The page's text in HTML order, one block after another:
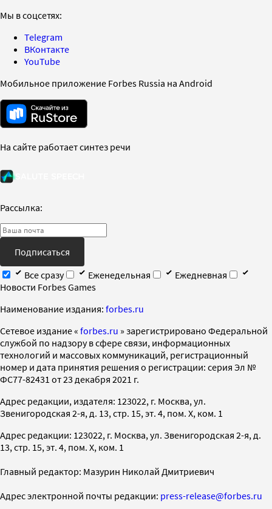
Мы в соцсетях:
Telegram
ВКонтакте
YouTube
Мобильное приложение Forbes Russia на Android
На сайте работает синтез речи
Рассылка:
Подписаться
Все сразу
Еженедельная
Ежедневная
Новости Forbes Games
Наименование издания: forbes.ru
Cетевое издание « forbes.ru » зарегистрировано Федеральной
службой по надзору в сфере связи, информационных
технологий и массовых коммуникаций, регистрационный
номер и дата принятия решения о регистрации: серия Эл №
ФС77-82431 от 23 декабря 2021 г.
Адрес редакции, издателя: 123022, г. Москва, ул.
Звенигородская 2-я, д. 13, стр. 15, эт. 4, пом. X, ком. 1
Адрес редакции: 123022, г. Москва, ул. Звенигородская 2-я, д.
13, стр. 15, эт. 4, пом. X, ком. 1
Главный редактор: Мазурин Николай Дмитриевич
Адрес электронной почты редакции: press-release@forbes.ru